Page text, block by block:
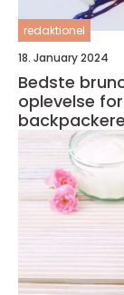
redaktionel
18. January 2024
Bedste
oplevelse
backpackere